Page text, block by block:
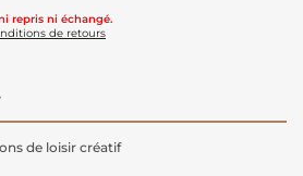
repris ni échangé.
de retours
de loisir créatif